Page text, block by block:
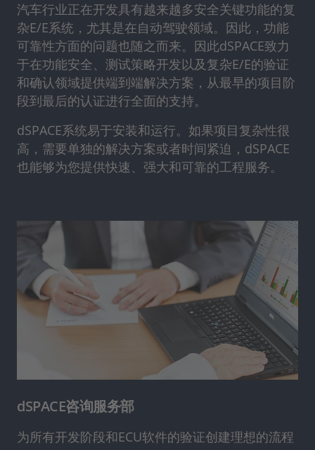
汽车行业正在开发具有越来越多安全关键功能的复
杂E/E系统，尤其是在自动驾驶领域。因此，功能
可靠性方面的问题也随之而来。因此dSPACE致力
于在功能安全、测试策略开发以及复杂E/E的验证
和确认领域提供端到端解决方案，从最早的项目阶
段到最后的认证进行全面的支持。
dSPACE系统易于安装和运行。如果项目复杂性很
高，需要单独的解决方案或者时间紧迫，dSPACE
也能够为您提供快速、强大和可靠的工程服务。
dSPACE咨询服务部
为所有开发阶段和ECU软件的验证创建理想的流程